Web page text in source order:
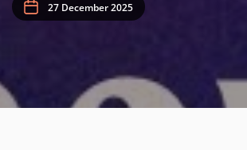
27 December 2025